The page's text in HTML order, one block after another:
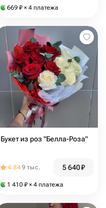
669 ₽ × 4 платежа
Букет из роз "Белла-Роза"
4.849 тыс. 5 640₽
1 410 ₽ × 4 платежа